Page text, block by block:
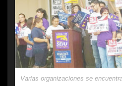
Varias organizaciones se